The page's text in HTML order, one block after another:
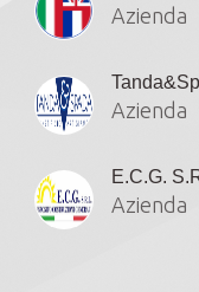
Azienda
Azienda
E.C.G.
Azienda